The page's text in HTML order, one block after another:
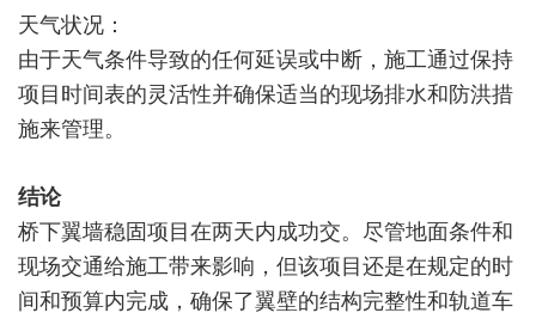
天气状况：
由于天气条件导致的任何延误或中断，施工通过保持
项目时间表的灵活性并确保适当的现场排水和防洪措
施来管理。
结论
桥下翼墙稳固项目在两天内成功交。尽管地面条件和
现场交通给施工带来影响，但该项目还是在规定的时
间和预算内完成，确保了翼壁的结构完整性和轨道车